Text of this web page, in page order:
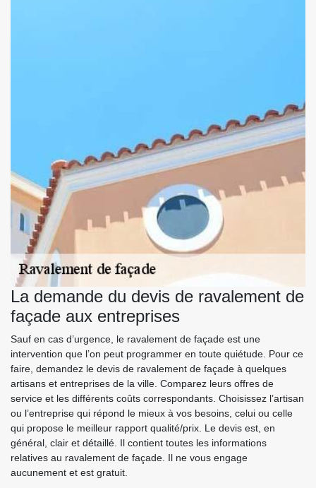
La demande du devis de ravalement de
façade aux entreprises
Sauf en cas d’urgence, le ravalement de façade est une
intervention que l’on peut programmer en toute quiétude. Pour ce
faire, demandez le devis de ravalement de façade à quelques
artisans et entreprises de la ville. Comparez leurs offres de
service et les différents coûts correspondants. Choisissez l’artisan
ou l’entreprise qui répond le mieux à vos besoins, celui ou celle
qui propose le meilleur rapport qualité/prix. Le devis est, en
général, clair et détaillé. Il contient toutes les informations
relatives au ravalement de façade. Il ne vous engage
aucunement et est gratuit.